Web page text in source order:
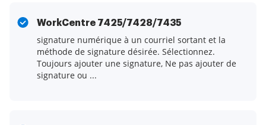
WorkCentre 7425/7428/7435
signature numérique à un courriel sortant et la
méthode de signature désirée. Sélectionnez.
Toujours ajouter une signature, Ne pas ajouter de
signature ou ...